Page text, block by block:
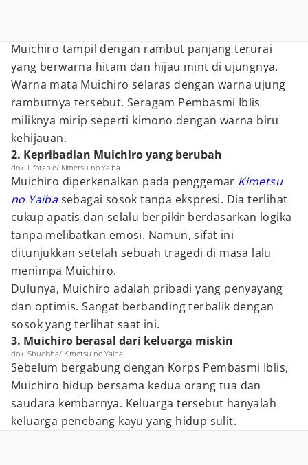
Muichiro tampil dengan rambut panjang terurai
yang berwarna hitam dan hijau mint di ujungnya.
Warna mata Muichiro selaras dengan warna ujung
rambutnya tersebut. Seragam Pembasmi Iblis
miliknya mirip seperti kimono dengan warna biru
kehijauan.
2. Kepribadian Muichiro yang berubah
dok. Ufotable/ Kimetsu no Yaiba
Muichiro diperkenalkan pada penggemar Kimetsu
no Yaiba sebagai sosok tanpa ekspresi. Dia terlihat
cukup apatis dan selalu berpikir berdasarkan logika
tanpa melibatkan emosi. Namun, sifat ini
ditunjukkan setelah sebuah tragedi di masa lalu
menimpa Muichiro.
Dulunya, Muichiro adalah pribadi yang penyayang
dan optimis. Sangat berbanding terbalik dengan
sosok yang terlihat saat ini.
3. Muichiro berasal dari keluarga miskin
dok. Shueisha/ Kimetsu no Yaiba
Sebelum bergabung dengan Korps Pembasmi Iblis,
Muichiro hidup bersama kedua orang tua dan
saudara kembarnya. Keluarga tersebut hanyalah
keluarga penebang kayu yang hidup sulit.